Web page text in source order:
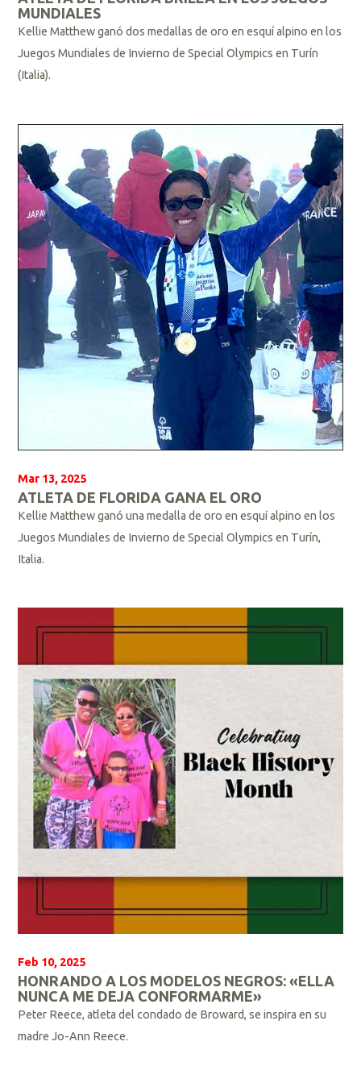
MUNDIALES
Kellie Matthew ganó dos medallas de oro en esquí alpino en los
Juegos Mundiales de Invierno de Special Olympics en Turín
(Italia).
L
e
e
r
á
s
Mar 13, 2025
ATLETA DE FLORIDA GANA EL ORO
Kellie Matthew ganó una medalla de oro en esquí alpino en los
Juegos Mundiales de Invierno de Special Olympics en Turín,
Italia.
L
Feb 10, 2025
HONRANDO A LOS MODELOS NEGROS: «ELLA
NUNCA ME DEJA CONFORMARME»
Peter Reece, atleta del condado de Broward, se inspira en su
madre Jo-Ann Reece.